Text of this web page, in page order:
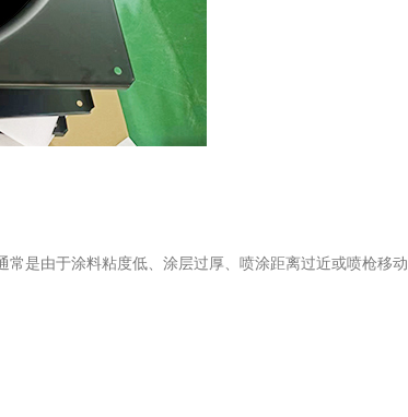
是由于涂料粘度低、涂层过厚、喷涂距离过近或喷枪移动